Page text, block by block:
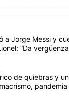
artículos con más
con el título "Milei
a Jorge Messi y
“Da
con el título
de quiebras y